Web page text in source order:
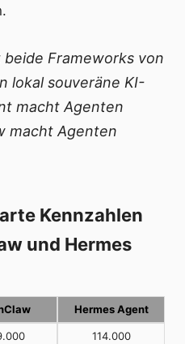
Frameworks von
lokal souveräne KI-
macht Agenten
macht Agenten
Kennzahlen
und Hermes
Hermes Agent
114.000